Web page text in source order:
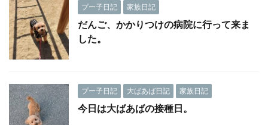
プー子日記 家族日記
だんご、かかりつけの病院に行って来ま
した。
プー子日記 大ばあば日記 家族日記
今日は大ばあばの接種日。